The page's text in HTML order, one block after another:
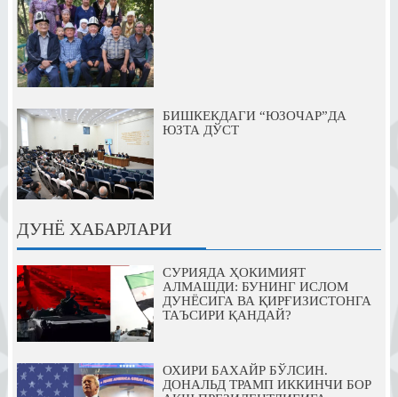
БИШКЕКДАГИ “ЮЗОЧАР”ДА
ЮЗТА ДЎСТ
ДУНЁ ХАБАРЛАРИ
СУРИЯДА ҲОКИМИЯТ
АЛМАШДИ: БУНИНГ ИСЛОМ
ДУНЁСИГА ВА ҚИРҒИЗИСТОНГА
ТАЪСИРИ ҚАНДАЙ?
ОХИРИ БАХАЙР БЎЛСИН.
ДОНАЛЬД ТРАМП ИККИНЧИ БОР